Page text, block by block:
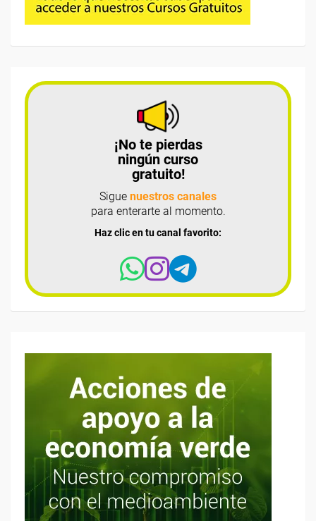
¡No te pierdas
ningún curso
gratuito!
Sigue nuestros canales
para enterarte al momento.
Haz clic en tu canal favorito: